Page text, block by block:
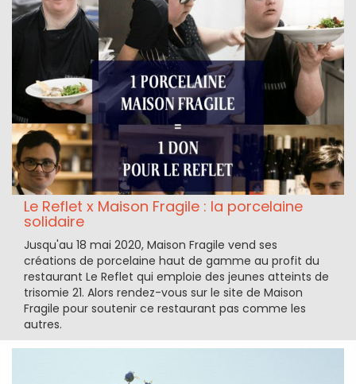
Le Reflet x Maison Fragile : la porcelaine
solidaire
Jusqu'au 18 mai 2020, Maison Fragile vend ses
créations de porcelaine haut de gamme au profit du
restaurant Le Reflet qui emploie des jeunes atteints de
trisomie 21. Alors rendez-vous sur le site de Maison
Fragile pour soutenir ce restaurant pas comme les
autres.